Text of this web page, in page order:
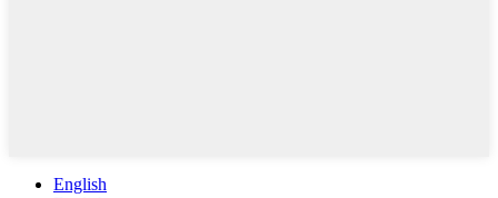
English